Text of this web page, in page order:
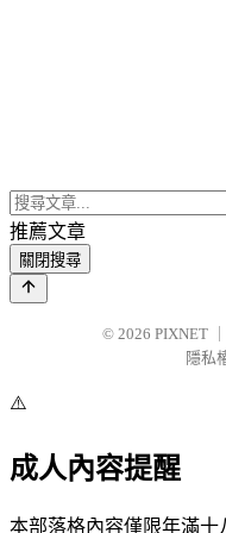
推薦文章
關閉搜尋
© 2026 PIXNET
隱私
⚠️
成人內容提醒
本部落格內容僅限年滿十